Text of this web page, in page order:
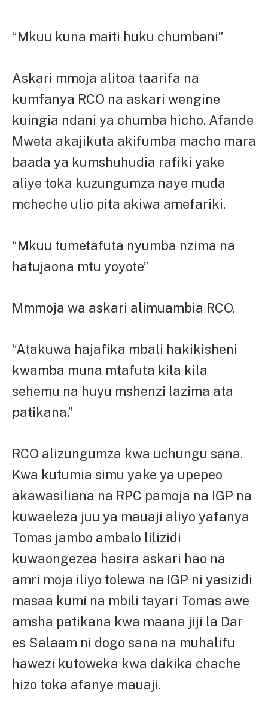
“Mkuu kuna maiti huku chumbani”
Askari mmoja alitoa taarifa na
kumfanya RCO na askari wengine
kuingia ndani ya chumba hicho. Afande
Mweta akajikuta akifumba macho mara
baada ya kumshuhudia rafiki yake
aliye toka kuzungumza naye muda
mcheche ulio pita akiwa amefariki.
“Mkuu tumetafuta nyumba nzima na
hatujaona mtu yoyote”
Mmmoja wa askari alimuambia RCO.
“Atakuwa hajafika mbali hakikisheni
kwamba muna mtafuta kila kila
sehemu na huyu mshenzi lazima ata
patikana.”
RCO alizungumza kwa uchungu sana.
Kwa kutumia simu yake ya upepeo
akawasiliana na RPC pamoja na IGP na
kuwaeleza juu ya mauaji aliyo yafanya
Tomas jambo ambalo lilizidi
kuwaongezea hasira askari hao na
amri moja iliyo tolewa na IGP ni yasizidi
masaa kumi na mbili tayari Tomas awe
amsha patikana kwa maana jiji la Dar
es Salaam ni dogo sana na muhalifu
hawezi kutoweka kwa dakika chache
hizo toka afanye mauaji.